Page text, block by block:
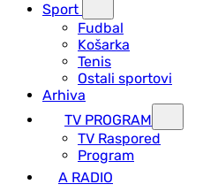
Sport
Fudbal
Košarka
Tenis
Ostali sportovi
Arhiva
TV PROGRAM
ТV Raspored
Program
A RADIO